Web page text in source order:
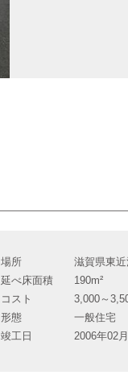
場所
滋賀県東
延べ床面積
190m²
コスト
3,000～
形態
一般住宅
竣工日
2006年02月